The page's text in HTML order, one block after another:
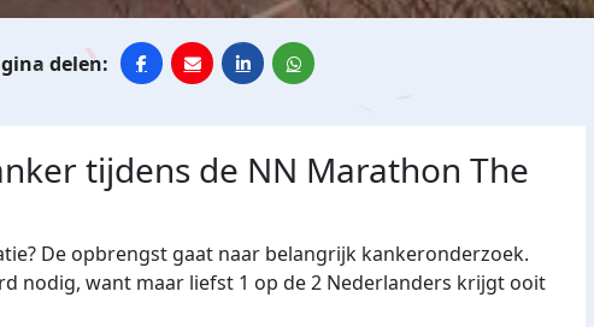
tijdens de NN Marathon The
De opbrengst gaat naar belangrijk kankeronderzoek.
nodig, want maar liefst 1 op de 2 Nederlanders krijgt ooit